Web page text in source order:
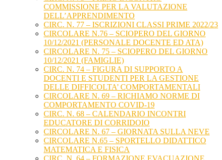
COMMISSIONE PER LA VALUTAZIONE
DELL’APPRENDIMENTO
CIRC. N. 77 – ISCRIZIONI CLASSI PRIME 2022/23
CIRCOLARE N.76 – SCIOPERO DEL GIORNO
10/12/2021 (PERSONALE DOCENTE ED ATA)
CIRCOLARE N. 75 – SCIOPERO DEL GIORNO
10/12/2021 (FAMIGLIE)
CIRC. N. 74 – FIGURA DI SUPPORTO A
DOCENTI E STUDENTI PER LA GESTIONE
DELLE DIFFICOLTA’ COMPORTAMENTALI
CIRCOLARE N. 69 – RICHIAMO NORME DI
COMPORTAMENTO COVID-19
CIRC. N. 68 – CALENDARIO INCONTRI
EDUCATORE DI CORRIDOIO
CIRCOLARE N. 67 – GIORNATA SULLA NEVE
CIRCOLARE N.65 – SPORTELLO DIDATTICO
MATEMATICA E FISICA